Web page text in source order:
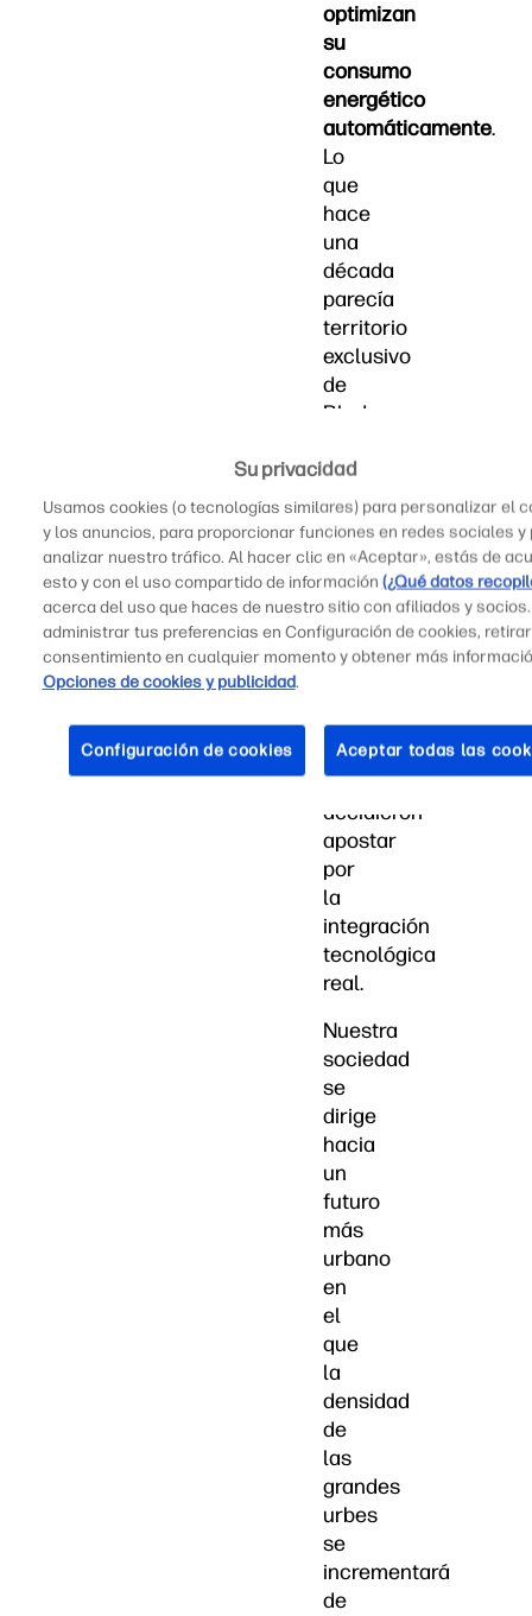
optimizan
su
consumo
energético
automáticamente.
Lo
que
hace
una
década
parecía
territorio
exclusivo
de
Blade
o
Black
Mirror,
hoy
es
el
día
a
en
ciudades
que
decidieron
apostar
por
la
integración
tecnológica
real.
Nuestra
sociedad
se
dirige
hacia
un
futuro
más
urbano
en
el
que
la
densidad
de
las
grandes
urbes
se
incrementará
de
Su privacidad
Usamos cookies (o tecnologías similares) para personalizar el
y los anuncios, para proporcionar funciones en redes sociales y
analizar nuestro tráfico. Al hacer clic en «Aceptar», estás de
esto y con el uso compartido de información (¿Qué datos
acerca del uso que haces de nuestro sitio con afiliados y
administrar tus preferencias en Configuración de cookies,
consentimiento en cualquier momento y obtener más
Opciones de cookies y publicidad.
Configuración de cookies Aceptar todas las